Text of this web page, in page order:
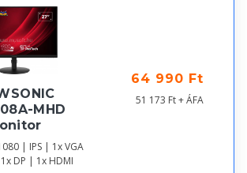
MHD
| IPS | 1x VGA
DP | 1x HDMI
64 990 Ft
51 173 Ft + ÁFA